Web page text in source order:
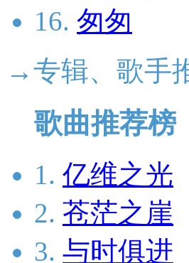
16. 匆匆
→专辑、歌手
歌曲推荐榜
1. 亿维之光
2. 苍茫之崖
3. 与时俱进